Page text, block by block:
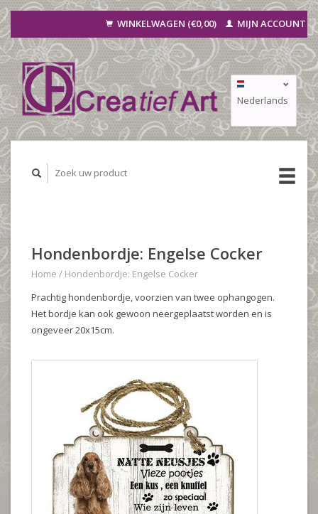
WINKELWAGEN (€0,00) MIJN ACCOUNT
Nederlands
Deutsch
Hondenbordje: Engelse Cocker
Home / Hondenbordje: Engelse Cocker
Prachtig hondenbordje, voorzien van twee ophangogen.
Het bordje kan ook gewoon neergeplaatst worden en is
ongeveer 20x15cm.